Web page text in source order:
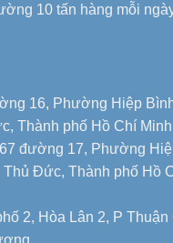
10 tấn hàng mỗi
16, Phường Hiệp
Thành phố Hồ Chí
đường 17, Phường
Thủ Đức, Thành phố Hồ
2, Hòa Lân 2, P Thuận